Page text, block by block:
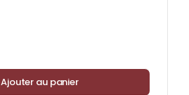
Ajouter au panier